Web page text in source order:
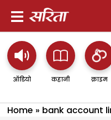
ऑडियो कहानी क्राइम
Home » bank account